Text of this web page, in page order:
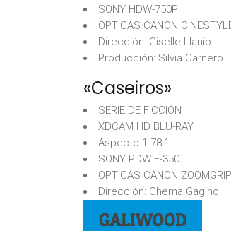
SONY HDW-750P
OPTICAS CANON
Dirección: Giselle Llanio
Producción: Silvia Carnero
«Caseiros»
SERIE DE FICCIÓN
XDCAM HD BLU-RAY
Aspecto 1.78:1
SONY PDW F-350
OPTICAS CANON ZOOMGRIP
Dirección: Chema Gagino